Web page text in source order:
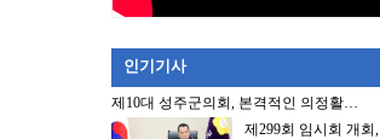
인기기사
제10대 성주군의회, 본격적인 의정활…
제299회 임시회 개회,